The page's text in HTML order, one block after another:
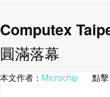
Computex
圓滿落幕
本文作者： Microchip 點擊